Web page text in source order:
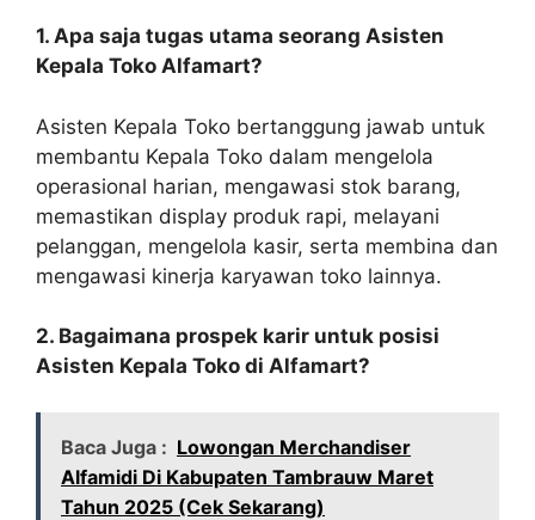
1. Apa saja tugas utama seorang Asisten
Kepala Toko Alfamart?
Asisten Kepala Toko bertanggung jawab untuk
membantu Kepala Toko dalam mengelola
operasional harian, mengawasi stok barang,
memastikan display produk rapi, melayani
pelanggan, mengelola kasir, serta membina dan
mengawasi kinerja karyawan toko lainnya.
2. Bagaimana prospek karir untuk posisi
Asisten Kepala Toko di Alfamart?
Baca Juga : Lowongan Merchandiser
Alfamidi Di Kabupaten Tambrauw Maret
Tahun 2025 (Cek Sekarang)